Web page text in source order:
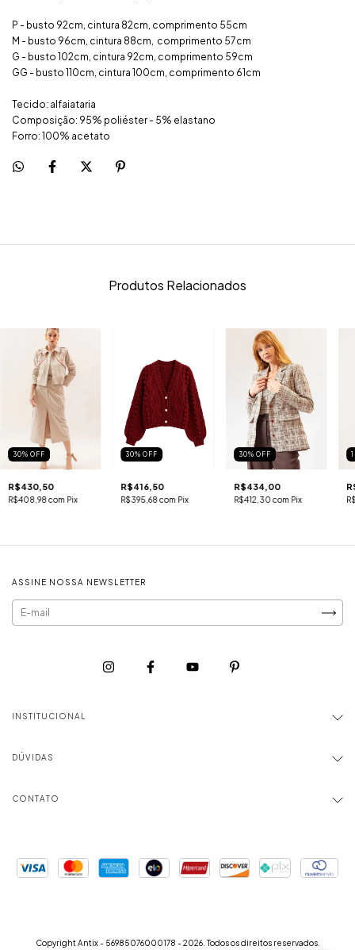
P - busto 92cm, cintura 82cm, comprimento 55cm
M - busto 96cm, cintura 88cm, comprimento 57cm
G - busto 102cm, cintura 92cm, comprimento 59cm
GG - busto 110cm, cintura 100cm, comprimento 61cm
Tecido: alfaiataria
Composição: 95% poliéster - 5% elastano
Forro: 100% acetato
Produtos Relacionados
30% OFF
R$430,50
R$408,98com Pix
30%OFF
R$416,50
R$395,68com Pix
30% OFF
R$434,00
R$412,30com Pix
ASSINE NOSSA NEWSLETTER
INSTITUCIONAL
DÚVIDAS
CONTATO
Copyright Antix - 56985076000178 - 2026. Todos os direitos reservados.